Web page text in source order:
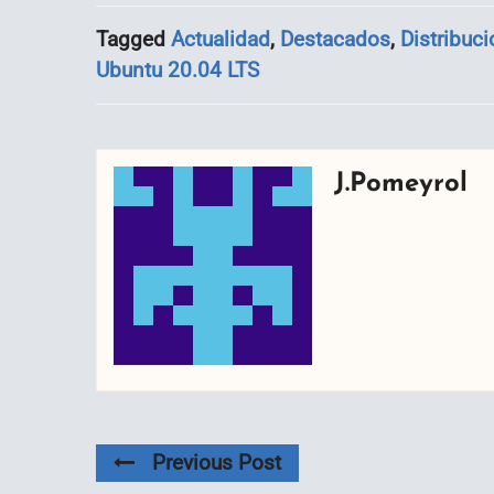
Tagged Actualidad, Destacados,
Ubuntu 20.04 LTS
J.Pomeyrol
Previous Post